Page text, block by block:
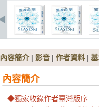
內容簡介| 影音 | 作者資料 |
內容簡介
◆獨家收錄作者臺灣版序